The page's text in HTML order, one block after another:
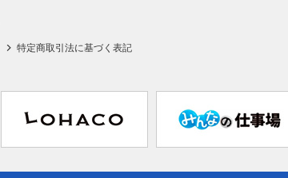
特定商取引法に基づく表記